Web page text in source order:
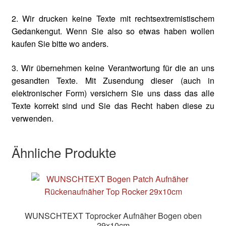
2. Wir drucken keine Texte mit rechtsextremistischem
Gedankengut. Wenn Sie also so etwas haben wollen
kaufen Sie bitte wo anders.
3. Wir übernehmen keine Verantwortung für die an uns
gesandten Texte. Mit Zusendung dieser (auch in
elektronischer Form) versichern Sie uns dass das alle
Texte korrekt sind und Sie das Recht haben diese zu
verwenden.
Ähnliche Produkte
WUNSCHTEXT Toprocker Aufnäher Bogen oben